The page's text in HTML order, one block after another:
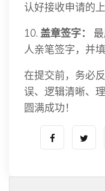
认好接收申请的
10.盖章签字：
人亲笔签字，并
在提交前，务必
误、逻辑清晰、
圆满成功！